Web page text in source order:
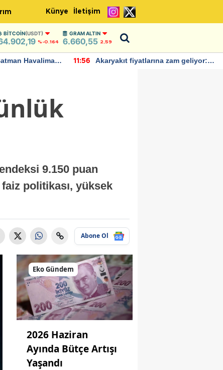
Künye İletişim
BITCOIN(USDT)
%-0.164
GRAM ALTIN
6.660,55 2,59
Havalimanı
11:56
Akaryakıt fiyatlarına zam geliyor:
9.150 puan
faiz politikası, yüksek
Abone Ol
Eko Gündem
2026 Haziran
Ayında Bütçe Artışı
Yaşandı